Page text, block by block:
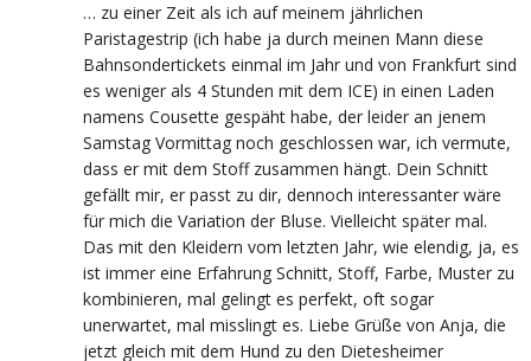
… zu einer Zeit als ich auf meinem jährlichen
Paristagestrip (ich habe ja durch meinen Mann diese
Bahnsondertickets einmal im Jahr und von Frankfurt sind
es weniger als 4 Stunden mit dem ICE) in einen Laden
namens Cousette gespäht habe, der leider an jenem
Samstag Vormittag noch geschlossen war, ich vermute,
dass er mit dem Stoff zusammen hängt. Dein Schnitt
gefällt mir, er passt zu dir, dennoch interessanter wäre
für mich die Variation der Bluse. Vielleicht später mal.
Das mit den Kleidern vom letzten Jahr, wie elendig, ja, es
ist immer eine Erfahrung Schnitt, Stoff, Farbe, Muster zu
kombinieren, mal gelingt es perfekt, oft sogar
unerwartet, mal misslingt es. Liebe Grüße von Anja, die
jetzt gleich mit dem Hund zu den Dietesheimer